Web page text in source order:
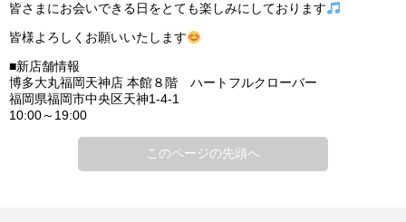
皆さまにお会いできる日をとても楽しみにしております
皆様よろしくお願いいたします
■新店舗情報
博多大丸福岡天神店 本館８階 ハートフルクローバー
福岡県福岡市中央区天神1-4-1
10:00～19:00
このページの先頭へ